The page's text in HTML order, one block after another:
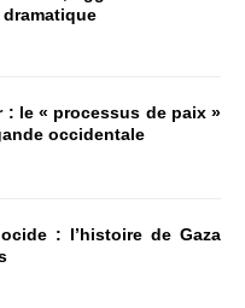
: le « processus de paix »
occidentale
: l’histoire de Gaza